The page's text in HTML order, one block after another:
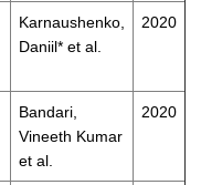
Karnaushenko,
Daniil* et al.
2020
Bandari,
Vineeth Kumar
et al.
2020